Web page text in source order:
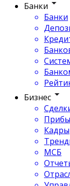
Банки
Банки
Бизнес
Кадры
МСБ